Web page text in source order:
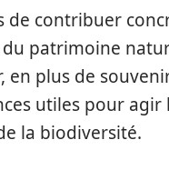
de contribuer
patrimoine
en plus de
utiles pour
la biodiversité.